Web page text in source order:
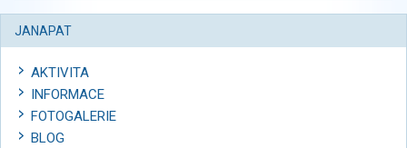
JANAPAT
AKTIVITA
INFORMACE
FOTOGALERIE
BLOG